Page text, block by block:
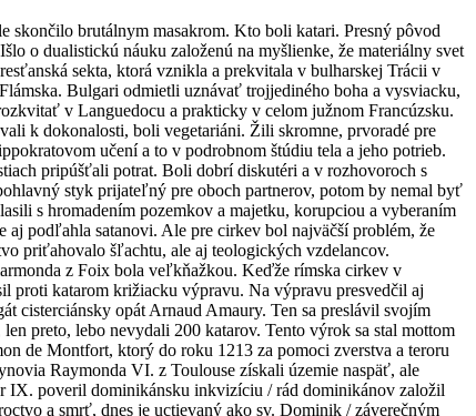
skončilo brutálnym masakrom. Kto boli katari. Presný pôvod
o dualistickú náuku založenú na myšlienke, že materiálny svet
sekta, ktorá vznikla a prekvitala v bulharskej Trácii v
Bulgari odmietli uznávať trojjediného boha a vysviacku,
v Languedocu a prakticky v celom južnom Francúzsku.
k dokonalosti, boli vegetariáni. Žili skromne, prvoradé pre
učení a to v podrobnom štúdiu tela a jeho potrieb.
pripúšťali potrat. Boli dobrí diskutéri a v rozhovoroch s
styk prijateľný pre oboch partnerov, potom by nemal byť
s hromadením pozemkov a majetku, korupciou a vyberaním
aj podľahla satanovi. Ale pre cirkev bol najväčší problém, že
priťahovalo šľachtu, ale aj teologických vzdelancov.
z Foix bola veľkňažkou. Keďže rímska cirkev v
proti katarom križiacku výpravu. Na výpravu presvedčil aj
cisterciánsky opát Arnaud Amaury. Ten sa preslávil svojím
preto, lebo nevydali 200 katarov. Tento výrok sa stal mottom
de Montfort, ktorý do roku 1213 za pomoci zverstva a teroru
Raymonda VI. z Toulouse získali územie naspäť, ale
poveril dominikánsku inkvizíciu / rád dominikánov založil
a smrť, dnes je uctievaný ako sv. Dominik / záverečným